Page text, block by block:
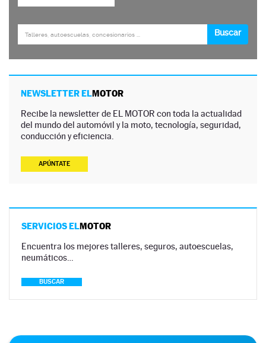
NEWSLETTER ELMOTOR
Recibe la newsletter de EL MOTOR con toda la actualidad
del mundo del automóvil y la moto, tecnología, seguridad,
conducción y eficiencia.
APÚNTATE
SERVICIOS ELMOTOR
Encuentra los mejores talleres, seguros, autoescuelas,
neumáticos…
BUSCAR